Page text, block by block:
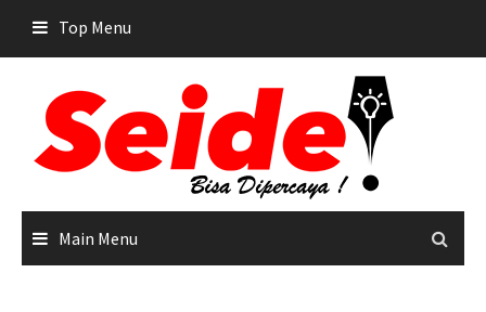
content
Top Menu
Main Menu